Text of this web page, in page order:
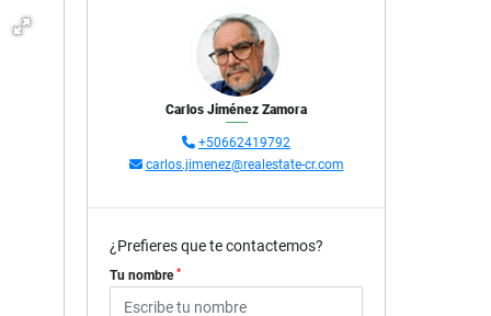
Carlos Jiménez Zamora
+50662419792
carlos.jimenez@realestate-cr.com
¿Prefieres que te contactemos?
Tu nombre *